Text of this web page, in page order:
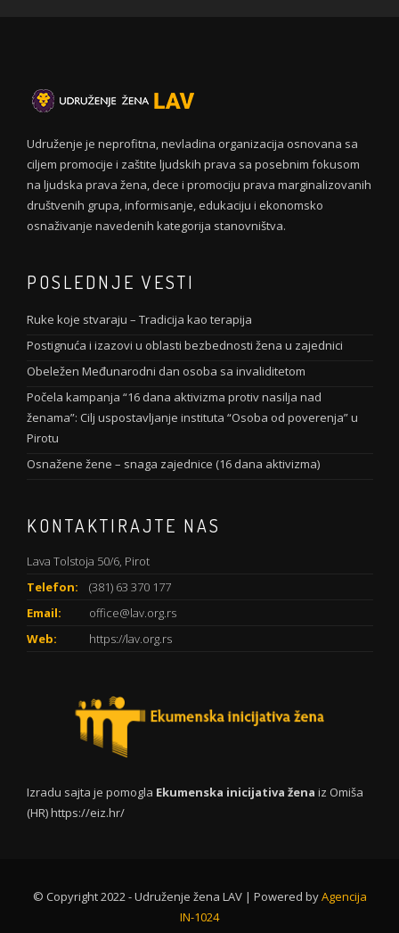
Udruženje je neprofitna, nevladina organizacija osnovana sa
ciljem promocije i zaštite ljudskih prava sa posebnim fokusom
na ljudska prava žena, dece i promociju prava marginalizovanih
društvenih grupa, informisanje, edukaciju i ekonomsko
osnaživanje navedenih kategorija stanovništva.
POSLEDNJE VESTI
Ruke koje stvaraju – Tradicija kao terapija
Postignuća i izazovi u oblasti bezbednosti žena u zajednici
Obeležen Međunarodni dan osoba sa invaliditetom
Počela kampanja “16 dana aktivizma protiv nasilja nad
ženama”: Cilj uspostavljanje instituta “Osoba od poverenja” u
Pirotu
Osnažene žene – snaga zajednice (16 dana aktivizma)
KONTAKTIRAJTE NAS
Lava Tolstoja 50/6, Pirot
Telefon:
(381) 63 370 177
Email:
office@lav.org.rs
Web:
https://lav.org.rs
Izradu sajta je pomogla Ekumenska inicijativa žena iz Omiša
(HR)https://eiz.hr/
© Copyright 2022 - Udruženje žena LAV | Powered byAgencija
IN-1024